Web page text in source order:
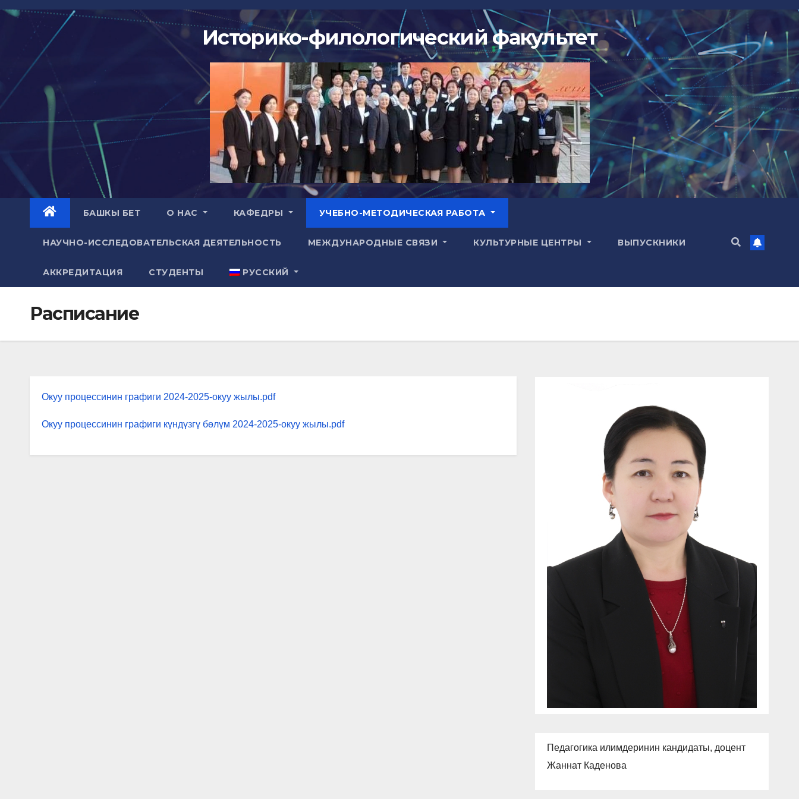
Перейти
содержимому
Историко-филологический факультет
БАШКЫ БЕТ О НАС КАФЕДРЫ УЧЕБНО-МЕТОДИЧЕСКАЯ РАБОТА
НАУЧНО-ИССЛЕДОВАТЕЛЬСКАЯ ДЕЯТЕЛЬНОСТЬ МЕЖДУНАРОДНЫЕ СВЯЗИ КУЛЬТУРНЫЕ ЦЕНТРЫ ВЫПУСКНИКИ
АККРЕДИТАЦИЯ СТУДЕНТЫ РУССКИЙ
Расписание
Окуу процессинин графиги 2024-2025-окуу жылы.pdf
Окуу процессинин графиги күндүзгү бөлүм 2024-2025-окуу жылы.pdf
Педагогика илимдеринин кандидаты, доцент
Жаннат Каденова